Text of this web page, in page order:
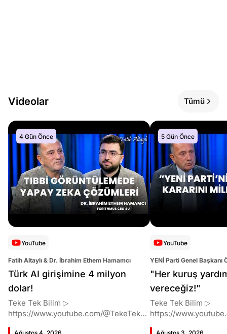
Videolar Tümü
4 Gün Önce
YouTube
Fatih Altaylı & Dr. İbrahim Ethem Hamamcı
Türk AI girişimine 4 milyon
dolar!
Teke Tek Bilim ▷
https://www.youtube.com/@TekeTekBil
5 Gün Önce
YouTube
YENİ Parti Genel Başkanı
Altaylı
"Her kuruş
vereceğiz!"
Teke Tek Bilim ▷
https://